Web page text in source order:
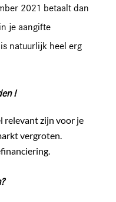
2021 betaalt dan
je aangifte
natuurlijk heel erg
!
relevant zijn voor je
vergroten.